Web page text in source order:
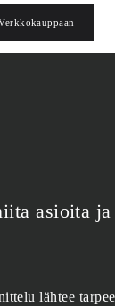
asioita
lähtee